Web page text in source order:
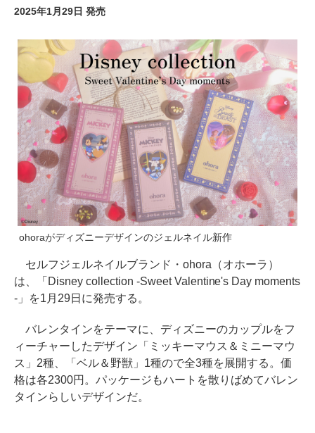
2025年1月29日 発売
ohoraがディズニーデザインのジェルネイル新作
セルフジェルネイルブランド・ohora（オホーラ）
は、「Disney collection -Sweet Valentine's Day moments
-」を1月29日に発売する。
バレンタインをテーマに、ディズニーのカップルをフ
ィーチャーしたデザイン「ミッキーマウス＆ミニーマウ
ス」2種、「ベル＆野獣」1種ので全3種を展開する。価
格は各2300円。パッケージもハートを散りばめてバレン
タインらしいデザインだ。